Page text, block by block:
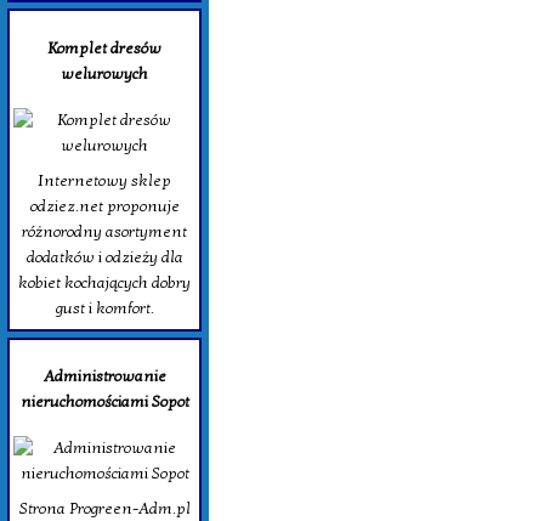
Komplet dresów
welurowych
Internetowy sklep
odziez.net proponuje
różnorodny asortyment
dodatków i odzieży dla
kobiet kochających dobry
gust i komfort.
Administrowanie
nieruchomościami Sopot
Strona Progreen-Adm.pl